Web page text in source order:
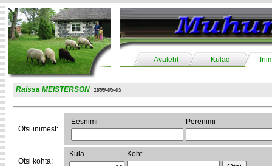
Avaleht Külad
Raissa MEISTERSON 1899-05-05
Otsi inimest:
Eesnimi Perenimi
Otsi kohta:
Küla Koht